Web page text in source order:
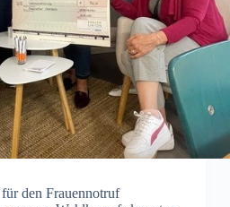
den Frauennotruf